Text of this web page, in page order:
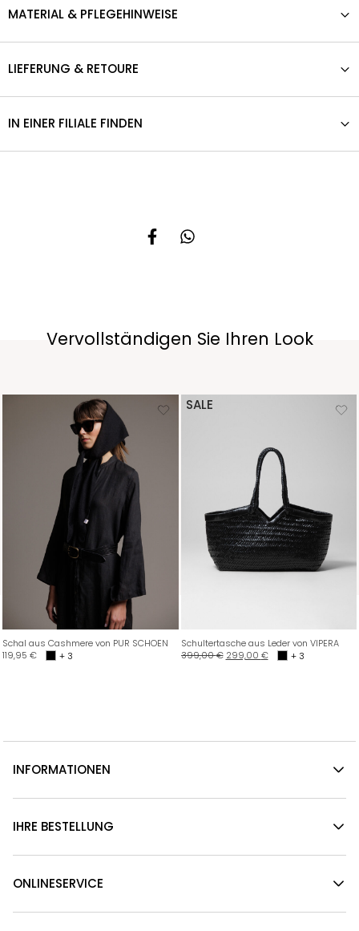
MATERIAL & PFLEGEHINWEISE
LIEFERUNG & RETOURE
IN EINER FILIALE FINDEN
Vervollständigen Sie Ihren Look
Schal aus Cashmere von PUR SCHOEN
119,95 € + 3
SALE
Schultertasche aus Leder von VIPERA
399,00€ Ursprünglicher
Preis
299,00 €Aktueller
Preis
+ 3
INFORMATIONEN
IHRE BESTELLUNG
ONLINESERVICE